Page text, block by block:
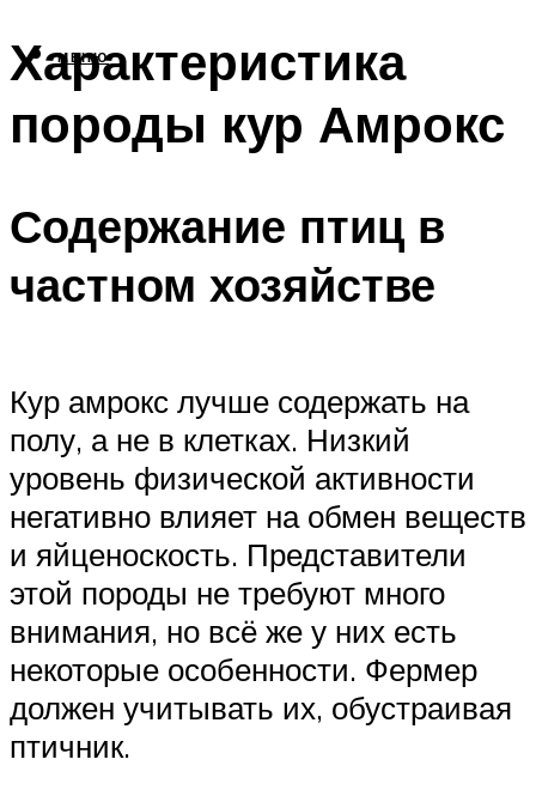
МЕНЮ
Характеристика
породы кур Амрокс
Содержание птиц в
частном хозяйстве
Кур амрокс лучше содержать на
полу, а не в клетках. Низкий
уровень физической активности
негативно влияет на обмен веществ
и яйценоскость. Представители
этой породы не требуют много
внимания, но всё же у них есть
некоторые особенности. Фермер
должен учитывать их, обустраивая
птичник.